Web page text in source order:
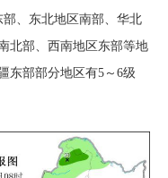
、东北地区南部、华北
北部、西南地区东部等地
东部部分地区有5～6级